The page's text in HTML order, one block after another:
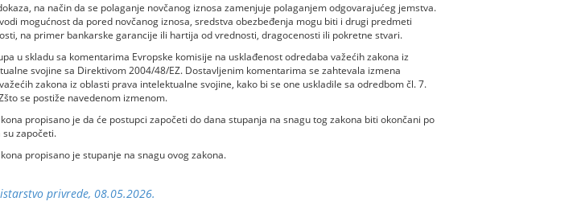
na način da se polaganje novčanog iznosa zamenjuje polaganjem odgovarajućeg jemstva.
mogućnost da pored novčanog iznosa, sredstva obezbeđenja mogu biti i drugi predmeti
na primer bankarske garancije ili hartija od vrednosti, dragocenosti ili pokretne stvari.
u skladu sa komentarima Evropske komisije na usklađenost odredaba važećih zakona iz
svojine sa Direktivom 2004/48/EZ. Dostavljenim komentarima se zahtevala izmena
zakona iz oblasti prava intelektualne svojine, kako bi se one uskladile sa odredbom čl. 7.
se postiže navedenom izmenom.
propisano je da će postupci započeti do dana stupanja na snagu tog zakona biti okončani po
započeti.
propisano je stupanje na snagu ovog zakona.
privrede, 08.05.2026.